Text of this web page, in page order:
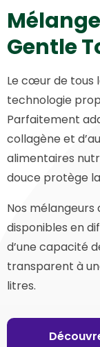
Gentle
Le cœur de tous
technologie
Parfaitement
collagène et
alimentaires
douce protège
Nos
disponibles en
d’une capacité
transparent à
litres.